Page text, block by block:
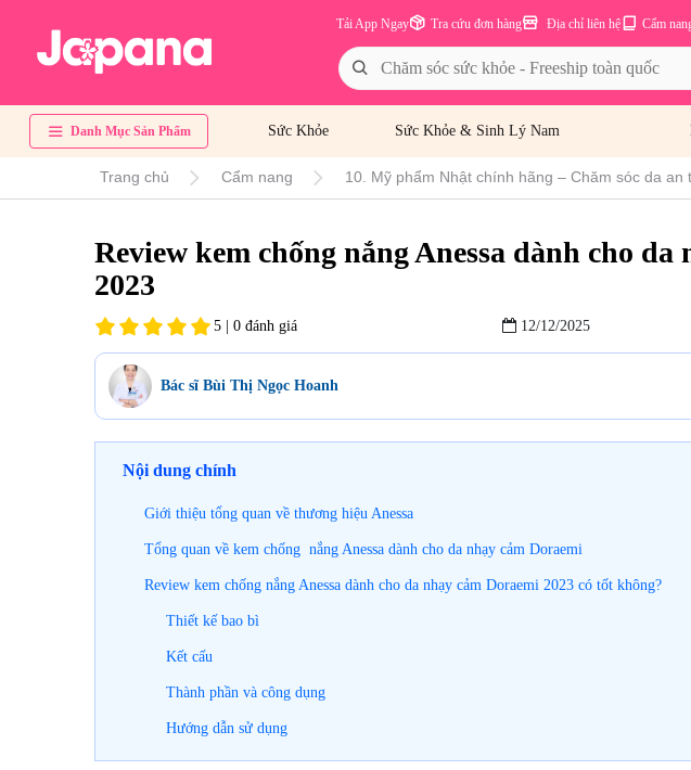
Cẩm
Địa chỉ liên hệ
Tra cứu đơn hàng
Tải App Ngay
Danh Mục Sản Phẩm Sức Khỏe Sức Khỏe & Sinh Lý Nam
Trang chủ Cẩm nang 10. Mỹ phẩm Nhật chính hãng – Chăm sóc da an
Review kem chống nắng Anessa dành cho da
2023
5 | 0 đánh giá 12/12/2025
Bác sĩ Bùi Thị Ngọc Hoanh
Nội dung chính
Giới thiệu tổng quan về thương hiệu Anessa
Tổng quan về kem chống nắng Anessa dành cho da nhạy cảm Doraemi
Review kem chống nắng Anessa dành cho da nhạy cảm Doraemi 2023 có tốt không?
Thiết kế bao bì
Kết cấu
Thành phần và công dụng
Hướng dẫn sử dụng